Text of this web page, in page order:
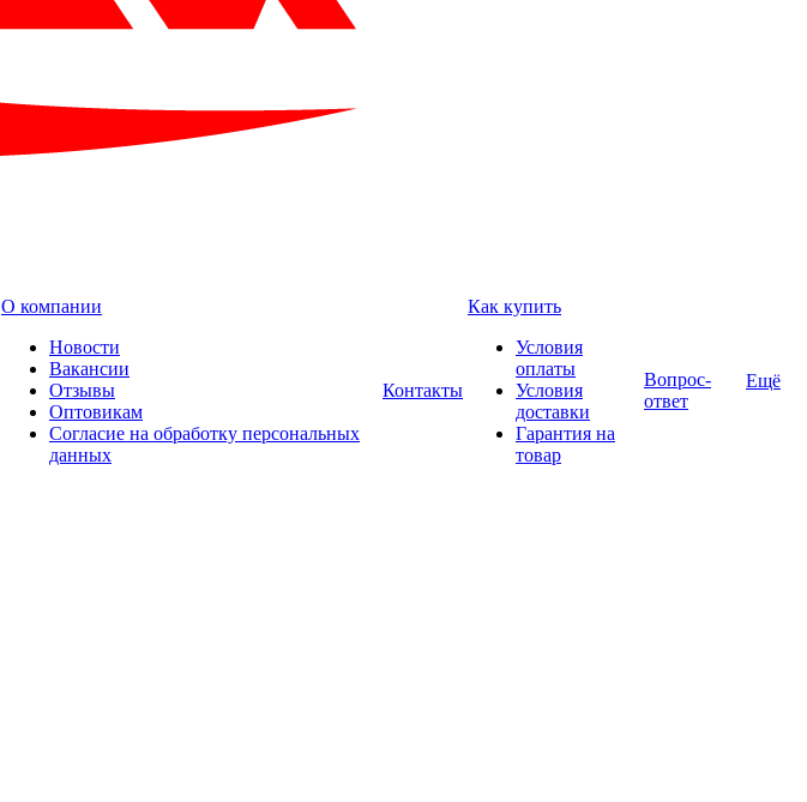
О компании
Новости
Вакансии
Отзывы
Оптовикам
Cогласие на обработку персональных
данных
Контакты
Как купить
Условия
оплаты
Условия
доставки
Гарантия на
товар
Вопрос-
ответ
Ещё